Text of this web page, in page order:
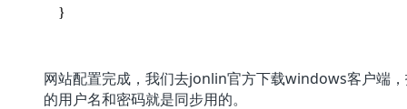
}
网站配置完成，我们去jonlin官方下载windows客户端
的用户名和密码就是同步用的。